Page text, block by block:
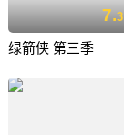
7.3
绿箭侠 第三季